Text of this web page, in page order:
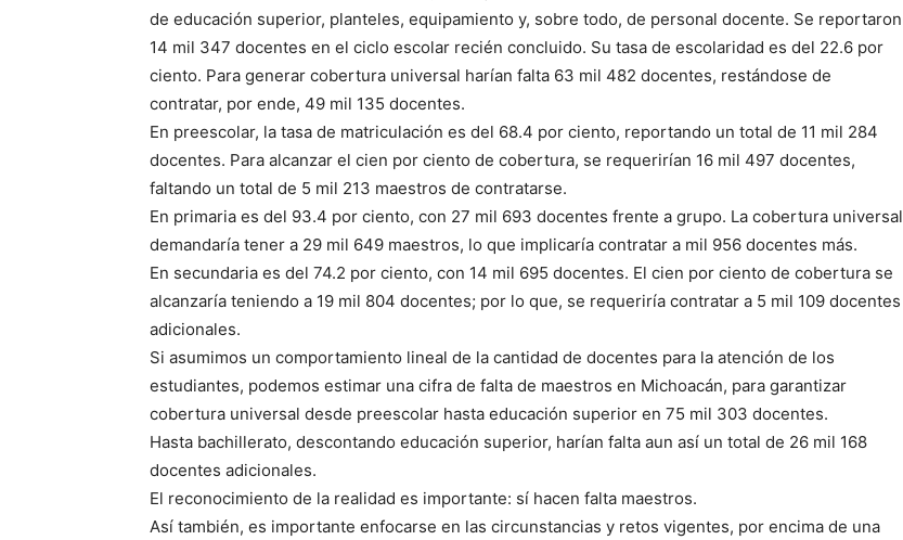
de educación superior, planteles, equipamiento y, sobre todo, de personal docente. Se reportaron
14 mil 347 docentes en el ciclo escolar recién concluido. Su tasa de escolaridad es del 22.6 por
ciento. Para generar cobertura universal harían falta 63 mil 482 docentes, restándose de
contratar, por ende, 49 mil 135 docentes.
En preescolar, la tasa de matriculación es del 68.4 por ciento, reportando un total de 11 mil 284
docentes. Para alcanzar el cien por ciento de cobertura, se requerirían 16 mil 497 docentes,
faltando un total de 5 mil 213 maestros de contratarse.
En primaria es del 93.4 por ciento, con 27 mil 693 docentes frente a grupo. La cobertura universal
demandaría tener a 29 mil 649 maestros, lo que implicaría contratar a mil 956 docentes más.
En secundaria es del 74.2 por ciento, con 14 mil 695 docentes. El cien por ciento de cobertura se
alcanzaría teniendo a 19 mil 804 docentes; por lo que, se requeriría contratar a 5 mil 109 docentes
adicionales.
Si asumimos un comportamiento lineal de la cantidad de docentes para la atención de los
estudiantes, podemos estimar una cifra de falta de maestros en Michoacán, para garantizar
cobertura universal desde preescolar hasta educación superior en 75 mil 303 docentes.
Hasta bachillerato, descontando educación superior, harían falta aun así un total de 26 mil 168
docentes adicionales.
El reconocimiento de la realidad es importante: sí hacen falta maestros.
Así también, es importante enfocarse en las circunstancias y retos vigentes, por encima de una